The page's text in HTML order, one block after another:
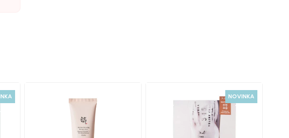
NOVINKA